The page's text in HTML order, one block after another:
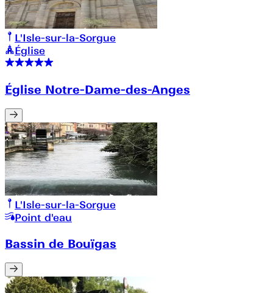
L'Isle-sur-la-Sorgue
Église
Église Notre-Dame-des-Anges
L'Isle-sur-la-Sorgue
Point d'eau
Bassin de Bouïgas